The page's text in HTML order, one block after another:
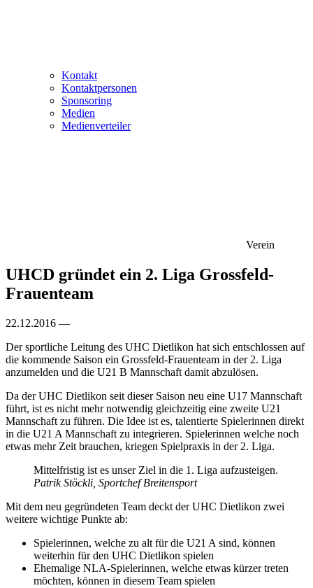
Kontakt
Kontaktpersonen
Sponsoring
Medien
Medienverteiler
Verein
UHCD gründet ein 2. Liga Grossfeld-
Frauenteam
22.12.2016 —
Der sportliche Leitung des UHC Dietlikon hat sich entschlossen auf
die kommende Saison ein Grossfeld-Frauenteam in der 2. Liga
anzumelden und die U21 B Mannschaft damit abzulösen.
Da der UHC Dietlikon seit dieser Saison neu eine U17 Mannschaft
führt, ist es nicht mehr notwendig gleichzeitig eine zweite U21
Mannschaft zu führen. Die Idee ist es, talentierte Spielerinnen direkt
in die U21 A Mannschaft zu integrieren. Spielerinnen welche noch
etwas mehr Zeit brauchen, kriegen Spielpraxis in der 2. Liga.
Mittelfristig ist es unser Ziel in die 1. Liga aufzusteigen.
Patrik Stöckli, Sportchef Breitensport
Mit dem neu gegründeten Team deckt der UHC Dietlikon zwei
weitere wichtige Punkte ab:
Spielerinnen, welche zu alt für die U21 A sind, können
weiterhin für den UHC Dietlikon spielen
Ehemalige NLA-Spielerinnen, welche etwas kürzer treten
möchten, können in diesem Team spielen